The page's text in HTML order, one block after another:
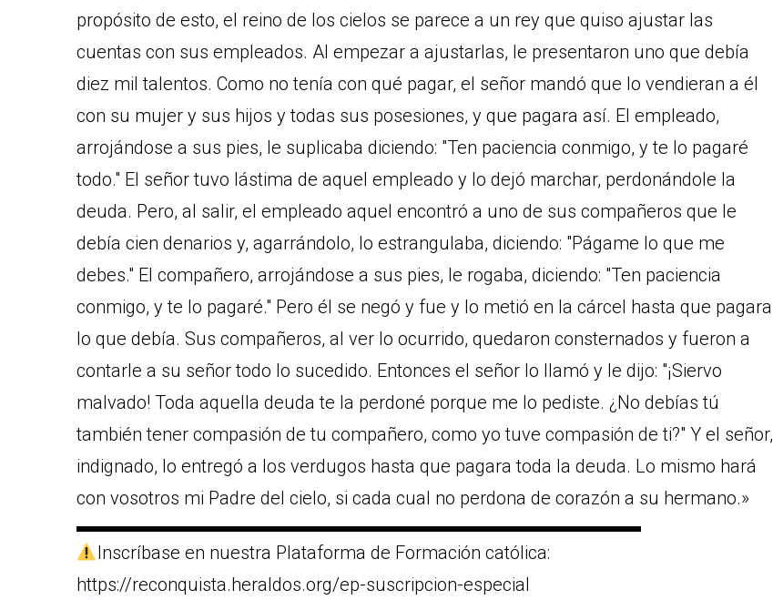
propósito de esto, el reino de los cielos se parece a un rey que quiso ajustar las
cuentas con sus empleados. Al empezar a ajustarlas, le presentaron uno que debía
diez mil talentos. Como no tenía con qué pagar, el señor mandó que lo vendieran a él
con su mujer y sus hijos y todas sus posesiones, y que pagara así. El empleado,
arrojándose a sus pies, le suplicaba diciendo: "Ten paciencia conmigo, y te lo pagaré
todo." El señor tuvo lástima de aquel empleado y lo dejó marchar, perdonándole la
deuda. Pero, al salir, el empleado aquel encontró a uno de sus compañeros que le
debía cien denarios y, agarrándolo, lo estrangulaba, diciendo: "Págame lo que me
debes." El compañero, arrojándose a sus pies, le rogaba, diciendo: "Ten paciencia
conmigo, y te lo pagaré." Pero él se negó y fue y lo metió en la cárcel hasta que pagara
lo que debía. Sus compañeros, al ver lo ocurrido, quedaron consternados y fueron a
contarle a su señor todo lo sucedido. Entonces el señor lo llamó y le dijo: "¡Siervo
malvado! Toda aquella deuda te la perdoné porque me lo pediste. ¿No debías tú
también tener compasión de tu compañero, como yo tuve compasión de ti?" Y el señor,
indignado, lo entregó a los verdugos hasta que pagara toda la deuda. Lo mismo hará
con vosotros mi Padre del cielo, si cada cual no perdona de corazón a su hermano.»
▬▬▬▬▬▬▬▬▬▬▬▬▬▬▬▬▬▬▬▬▬▬▬▬▬▬▬▬▬▬▬
Inscríbase en nuestra Plataforma de Formación católica:
https://reconquista.heraldos.org/ep-suscripcion-especial